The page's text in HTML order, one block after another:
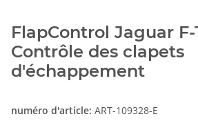
FlapControl Jaguar F-
Contrôle des clapets
d'échappement
numéro d'article: ART-109328-E